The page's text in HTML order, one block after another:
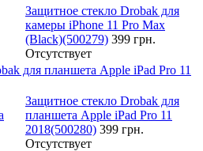
Защитное стекло Drobak для
камеры iPhone 11 Pro Max
(Black)(500279) 399 грн.
Отсутствует
для планшета Apple iPad Pro 11
Защитное стекло Drobak для
планшета Apple iPad Pro 11
2018(500280) 399 грн.
Отсутствует